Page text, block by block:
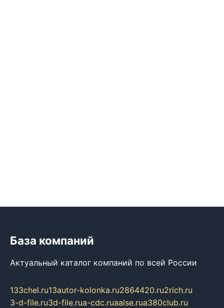
База компаний
Актуальный каталог компаний по всей России
133chel.ru13autor-kolonka.ru2864420.ru2rich.ru
3-d-file.ru3d-file.rua-cdc.ruaalse.rua380club.ru